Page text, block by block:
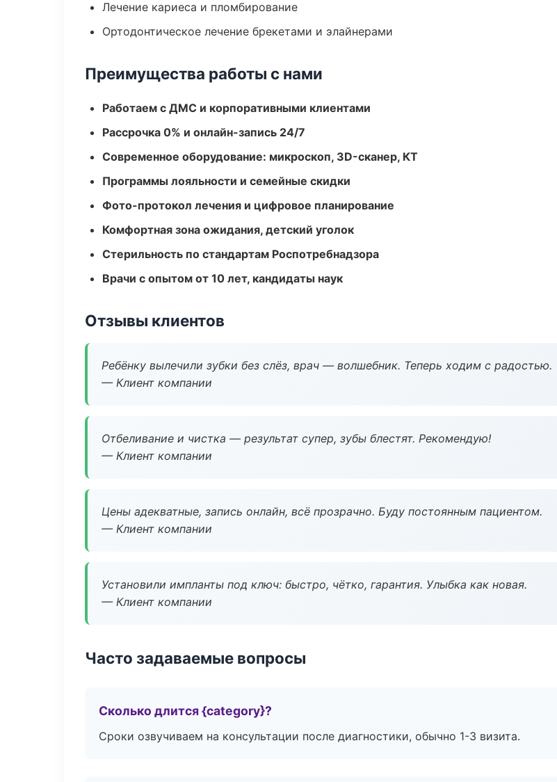
Лечение кариеса и пломбирование
Ортодонтическое лечение брекетами и элайнерами
Преимущества работы с нами
Работаем с ДМС и корпоративными клиентами
Рассрочка 0% и онлайн-запись 24/7
Современное оборудование: микроскоп, 3D-сканер, КТ
Программы лояльности и семейные скидки
Фото-протокол лечения и цифровое планирование
Комфортная зона ожидания, детский уголок
Стерильность по стандартам Роспотребнадзора
Врачи с опытом от 10 лет, кандидаты наук
Отзывы клиентов
Ребёнку вылечили зубки без слёз, врач — волшебник. Теперь ходим с радостью.
— Клиент компании
Отбеливание и чистка — результат супер, зубы блестят. Рекомендую!
— Клиент компании
Цены адекватные, запись онлайн, всё прозрачно. Буду постоянным пациентом.
— Клиент компании
Установили импланты под ключ: быстро, чётко, гарантия. Улыбка как новая.
— Клиент компании
Часто задаваемые вопросы
Сколько длится {category}?
Сроки озвучиваем на консультации после диагностики, обычно 1-3 визита.